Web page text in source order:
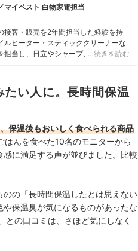
マイベスト 白物家電担当
接客・販売を2年間担当した経験を持
ヒーター・スティッククリーナーな
担当し、日立やシャープ、パナソニッ
ンテンツ制作を行う。
…続きを読む
い人に。長時間保温
保温後もおいしく食べられる商品
はんを食べた10名のモニターから
に満足する声が並びました。比較
の「長時間保温したとは思えない
保温臭が気になるものがあったな
との口コミは、さほど気にしなく